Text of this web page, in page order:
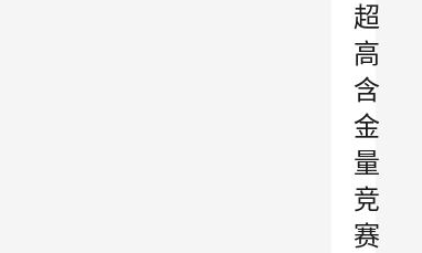
超
高
含
金
量
竞
赛